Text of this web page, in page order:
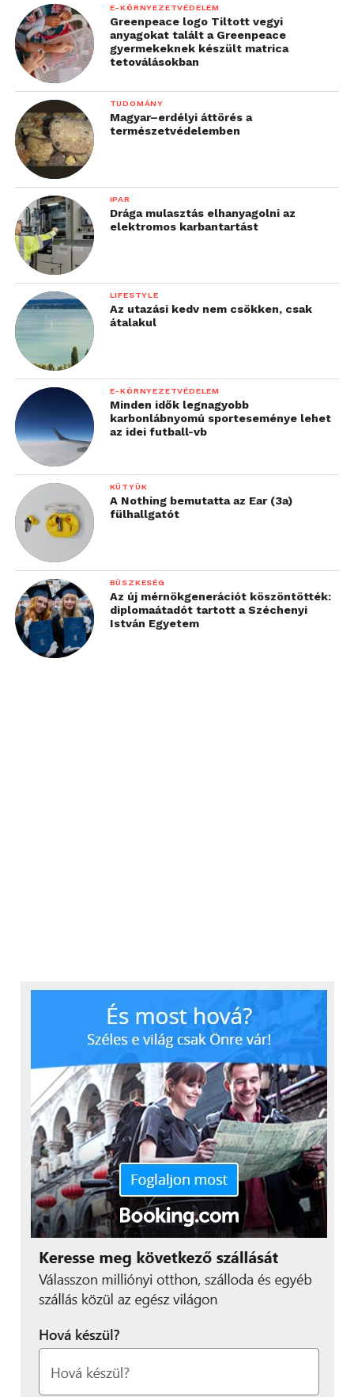
„Hol teremt értéket az
MI? Mindenhol és bárhol.
Olyan forradalom ez,
mint az elektromosság,
csak még annál is
mélyrehatóbb és még
gyorsabb a terjedési
sebessége. Szerintem én
már csak ezzel fogok
foglalkozni életemben,
mert annyira mindent
meghatározó a
technológia. Sam Altman,
az OpenAI alapítója
mondta, hogy nincs már
messze az az idő, amikor
az első egyemberes
vállalat eléri az
egymilliárd dolláros
értékelést. Ez azt jelenti,
hogy a menedzser viszi a
céget, a folyamatokat
pedig kizárólag
automatizált ágensek
végzik majd”
el. (Fotó: Horváth Márton)
A kerekasztal-beszélgetés résztvevői üzentek
mindenkinek, aki eddig ódzkodott az MI
használatától: nem szükséges fejlesztői szaktudás a
mesterséges intelligencia kiaknázásához, pusztán az
ügyes alkalmazásával nagy előnyre tehet szert egy
vállalkozás. Startupok esetén az MI a prototípus
létrehozásában segíthet – az új ötleteket bátrabban
tesztelhetjük, mert fél év helyett akár egy hétvége
alatt elkészülhet a kipróbálható verzió, így kevesebb
erőforrásra van szükség egy új piac meghódításához.
világára gyakorolt hatását is megvitatták a vendégek.
Vannak, akik odáig merészkednek, hogy egyes
szakmák teljes kihalását prognosztizálják, de vajon
„Az első ipari forradalom
E-KÖRNYEZETVÉDELEM
Greenpeace logo Tiltott vegyi
anyagokat talált a Greenpeace
gyermekeknek készült matrica
tetoválásokban
TUDOMÁNY
Magyar–erdélyi áttörés a
természetvédelemben
IPAR
Drága mulasztás elhanyagolni az
elektromos karbantartást
LIFESTYLE
Az utazási kedv nem csökken, csak
átalakul
E-KÖRNYEZETVÉDELEM
Minden idők legnagyobb
karbonlábnyomú sporteseménye lehet
az idei futball-vb
KÜTYÜK
A Nothing bemutatta az Ear (3a)
fülhallgatót
BÜSZKESÉG
Az új mérnökgenerációt köszöntötték:
diplomaátadót tartott a Széchenyi
István Egyetem